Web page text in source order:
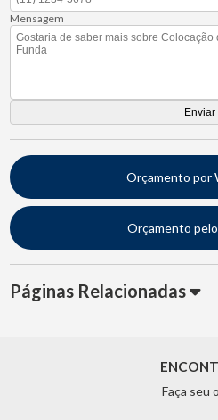
Mensagem
Orçamento por
Orçamento
Páginas Relacionadas
Faça seu